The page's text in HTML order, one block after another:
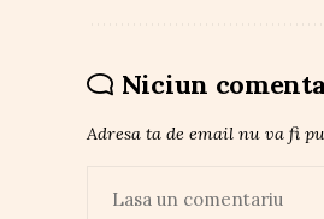
Niciun
Adresa ta de email nu va fi